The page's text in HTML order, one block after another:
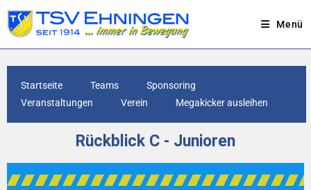
Menü
Startseite Teams
Sponsoring
Veranstaltungen
Verein Megakicker ausleihen
Rückblick C - Junioren